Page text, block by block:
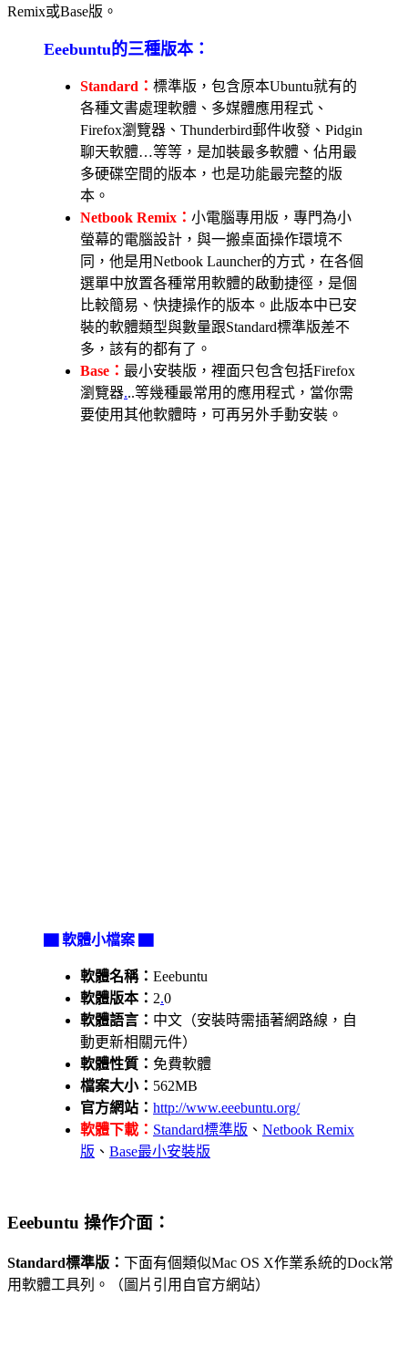
Remix或Base版。
Eeebuntu的三種版本：
Standard： 標準版，包含原本Ubuntu就有的
各種文書處理軟體、多媒體應用程式、
Firefox瀏覽器、Thunderbird郵件收發、Pidgin
聊天軟體…等等，是加裝最多軟體、佔用最
多硬碟空間的版本，也是功能最完整的版
本。
Netbook Remix： 小電腦專用版，專門為小
螢幕的電腦設計，與一搬桌面操作環境不
同，他是用Netbook Launcher的方式，在各個
選單中放置各種常用軟體的啟動捷徑，是個
比較簡易、快捷操作的版本。此版本中已安
裝的軟體類型與數量跟Standard標準版差不
多，該有的都有了。
Base： 最小安裝版，裡面只包含包括Firefox
瀏覽器...等幾種最常用的應用程式，當你需
要使用其他軟體時，可再另外手動安裝。
▇ 軟體小檔案 ▇
軟體名稱： Eeebuntu
軟體版本： 2.0
軟體語言： 中文（安裝時需插著網路線，自
動更新相關元件）
軟體性質： 免費軟體
檔案大小： 562MB
官方網站： http://www.eeebuntu.org/
軟體下載： Standard標準版 、 Netbook Remix
版 、 Base最小安裝版
Eeebuntu 操作介面：
Standard標準版： 下面有個類似Mac OS X作業系統的Dock常
用軟體工具列。（圖片引用自官方網站）